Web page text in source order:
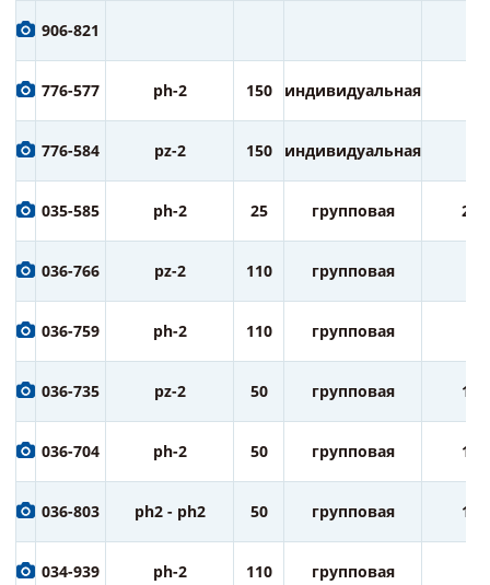
906-821
776-577 ph-2 150 индивидуальная
776-584 pz-2 150 индивидуальная
035-585 ph-2 25 групповая 20
036-766 pz-2 110 групповая
036-759 ph-2 110 групповая
036-735 pz-2 50 групповая 10
036-704 ph-2 50 групповая 10
036-803 ph2 - ph2 50 групповая 10
034-939 ph-2 110 групповая